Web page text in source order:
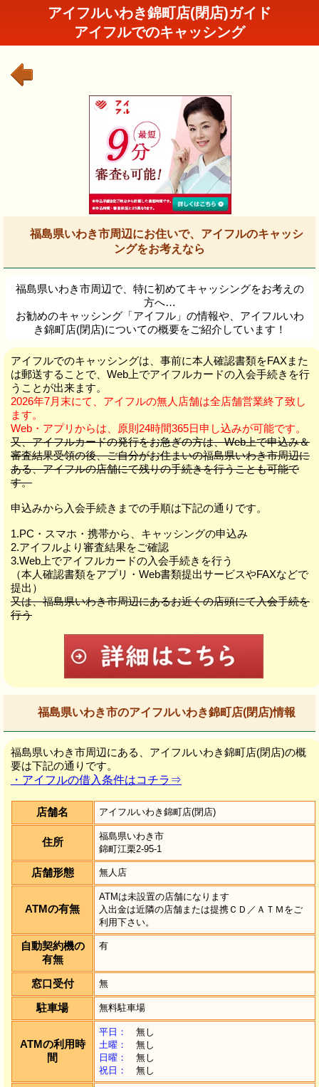
アイフルいわき錦町店(閉店)ガイド
アイフルでのキャッシング
福島県いわき市周辺にお住いで、アイフルのキャッシ
ングをお考えなら
福島県いわき市周辺で、特に初めてキャッシングをお考えの
方へ…
お勧めのキャッシング「アイフル」の情報や、アイフルいわ
き錦町店(閉店)についての概要をご紹介しています！
アイフルでのキャッシングは、事前に本人確認書類をFAXまた
は郵送することで、Web上でアイフルカードの入会手続きを行
うことが出来ます。
2026年7月末にて、アイフルの無人店舗は全店舗営業終了致し
ます。
Web・アプリからは、原則24時間365日申し込みが可能です。
又、アイフルカードの発行をお急ぎの方は、Web上で申込み＆
審査結果受領の後、ご自分がお住まいの福島県いわき市周辺に
ある、アイフルの店舗にて残りの手続きを行うことも可能で
す。
申込みから入会手続きまでの手順は下記の通りです。
1.PC・スマホ・携帯から、キャッシングの申込み
2.アイフルより審査結果をご確認
3.Web上でアイフルカードの入会手続きを行う
（本人確認書類をアプリ・Web書類提出サービスやFAXなどで
提出）
又は、福島県いわき市周辺にあるお近くの店頭にて入会手続を
行う
福島県いわき市のアイフルいわき錦町店(閉店)情報
福島県いわき市周辺にある、アイフルいわき錦町店(閉店)の概
要は下記の通りです。
・アイフルの借入条件はコチラ⇒
店舗名 アイフルいわき錦町店(閉店)
住所
福島県いわき市
錦町江栗2-95-1
店舗形態 無人店
ATMの有無
ATMは未設置の店舗になります
入出金は近隣の店舗または提携ＣＤ／ＡＴＭをご
利用下さい。
自動契約機の
有無
有
窓口受付 無
駐車場 無料駐車場
ATMの利用時
間
平日：
無し
土曜：
無し
日曜：
無し
祝日：
無し